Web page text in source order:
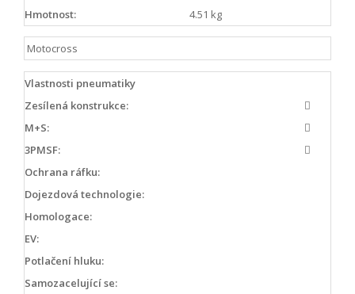
Hmotnost:
4.51 kg
Motocross
Vlastnosti pneumatiky
Zesílená konstrukce:
M+S:
3PMSF:
Ochrana ráfku:
Dojezdová technologie:
Homologace:
EV:
Potlačení hluku:
Samozacelující se: